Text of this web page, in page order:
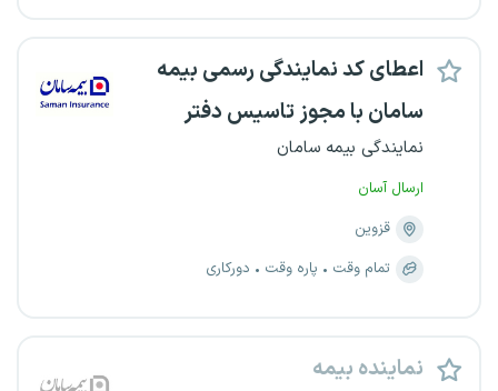
اعطای کد نمایندگی رسمی بیمه
سامان با مجوز تاسیس دفتر
نمایندگی بیمه سامان
ارسال آسان
قزوین
تمام وقت
پاره وقت دورکاری
نماینده بیمه